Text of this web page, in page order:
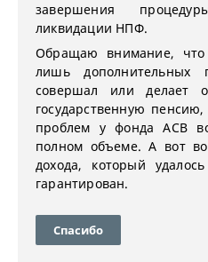
завершения
ликвидации НПФ.
Обращаю внимание, что
лишь дополнительных
совершал или делает
государственную
проблем у фонда АСВ
полном объеме. А вот
дохода, который
гарантирован.
Спасибо